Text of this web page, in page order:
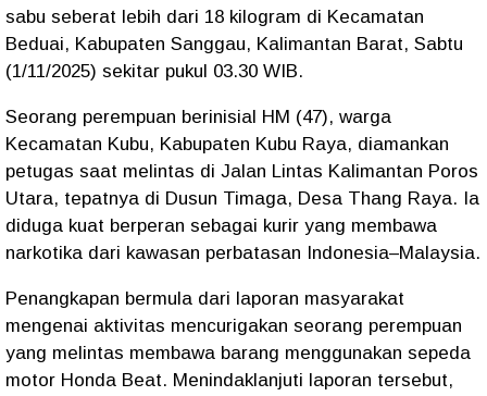
sabu seberat lebih dari 18 kilogram di Kecamatan
Beduai, Kabupaten Sanggau, Kalimantan Barat, Sabtu
(1/11/2025) sekitar pukul 03.30 WIB.
Seorang perempuan berinisial HM (47), warga
Kecamatan Kubu, Kabupaten Kubu Raya, diamankan
petugas saat melintas di Jalan Lintas Kalimantan Poros
Utara, tepatnya di Dusun Timaga, Desa Thang Raya. Ia
diduga kuat berperan sebagai kurir yang membawa
narkotika dari kawasan perbatasan Indonesia–Malaysia.
Penangkapan bermula dari laporan masyarakat
mengenai aktivitas mencurigakan seorang perempuan
yang melintas membawa barang menggunakan sepeda
motor Honda Beat. Menindaklanjuti laporan tersebut,